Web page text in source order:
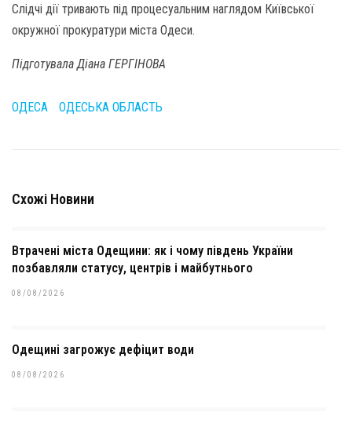
Слідчі дії тривають під процесуальним наглядом Київської
окружної прокуратури міста Одеси.
Підготувала Діана ГЕРГІНОВА
ОДЕСА ОДЕСЬКА ОБЛАСТЬ
Схожі Новини
Втрачені міста Одещини: як і чому південь України
позбавляли статусу, центрів і майбутнього
08/08/2026
Одещині загрожує дефіцит води
08/08/2026